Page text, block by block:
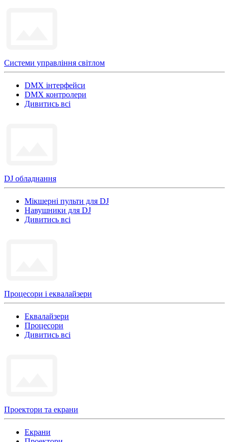
Системи управління світлом
DMX інтерфейси
DMX контролери
Дивитись всі
DJ обладнання
Мікшерні пульти для DJ
Навушники для DJ
Дивитись всі
Процесори і еквалайзери
Еквалайзери
Процесори
Дивитись всі
Проектори та екрани
Екрани